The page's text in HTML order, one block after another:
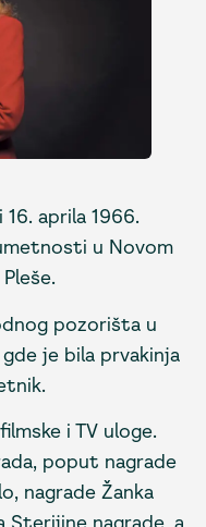
aprila 1966.
u Novom
pozorišta u
je bila prvakinja
i TV uloge.
poput nagrade
nagrade Žanka